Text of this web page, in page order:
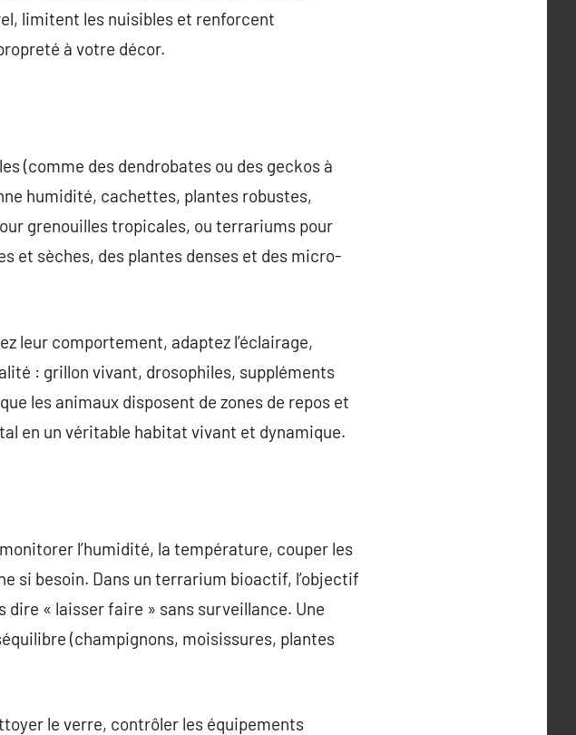
limitent les nuisibles et renforcent
à votre décor.
(comme des dendrobates ou des geckos à
humidité, cachettes, plantes robustes,
grenouilles tropicales, ou terrariums pour
et sèches, des plantes denses et des micro-
leur comportement, adaptez l’éclairage,
: grillon vivant, drosophiles, suppléments
les animaux disposent de zones de repos et
en un véritable habitat vivant et dynamique.
l’humidité, la température, couper les
si besoin. Dans un terrarium bioactif, l’objectif
dire « laisser faire » sans surveillance. Une
(champignons, moisissures, plantes
le verre, contrôler les équipements